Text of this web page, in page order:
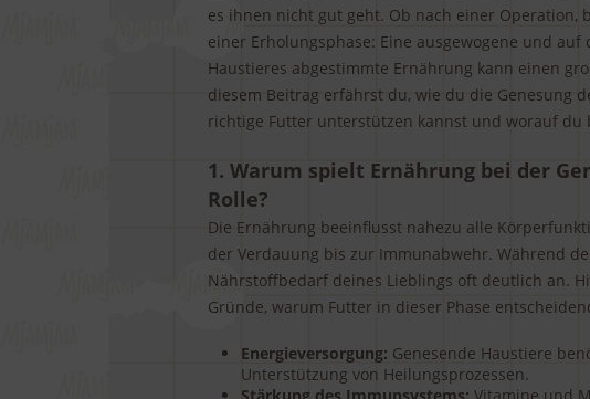
es ihnen nicht gut geht. Ob nach einer Operation,
einer Erholungsphase: Eine ausgewogene und auf
Haustieres abgestimmte Ernährung kann einen
diesem Beitrag erfährst du, wie du die Genesung
richtige Futter unterstützen kannst und worauf du
1. Warum spielt Ernährung bei der
Rolle?
Die Ernährung beeinflusst nahezu alle
der Verdauung bis zur Immunabwehr. Während
Nährstoffbedarf deines Lieblings oft deutlich an.
Gründe, warum Futter in dieser Phase
Energieversorgung: Genesende Haustiere
Unterstützung von Heilungsprozessen.